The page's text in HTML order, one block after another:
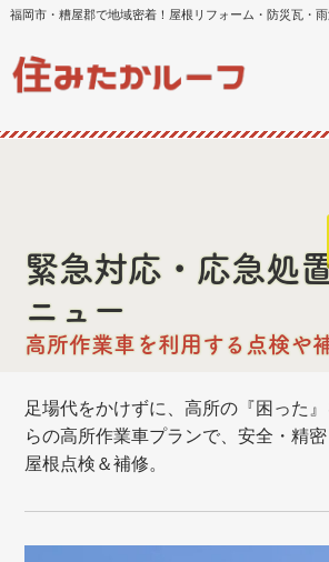
福岡市・糟屋郡で地域密着！屋根リフォーム・防災瓦・
緊急対応・応急処
ニュー
高所作業車を利用する点検や
足場代をかけずに、高所の『困った
らの高所作業車プランで、安全・精
屋根点検＆補修。